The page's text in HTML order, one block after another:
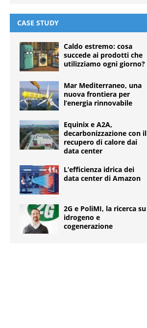
CASE STUDY
Caldo estremo: cosa
succede ai prodotti che
utilizziamo ogni giorno?
Mar Mediterraneo, una
nuova frontiera per
l’energia rinnovabile
Equinix e A2A,
decarbonizzazione con il
recupero di calore dai
data center
L’efficienza idrica dei
data center di Amazon
2G e PoliMI, la ricerca su
idrogeno e
cogenerazione